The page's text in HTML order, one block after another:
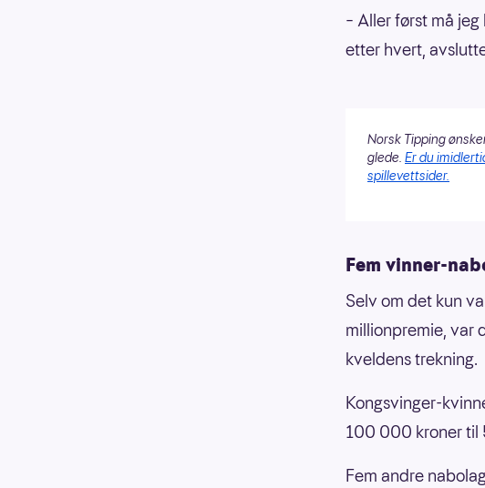
– Aller først må
etter hvert,
Norsk Tipping
glede. Er du
spillevettsider.
Fem vinner-
Selv om det kun
millionpremie, var
kveldens trekning.
Kongsvinger-
100 000 kroner til
Fem andre